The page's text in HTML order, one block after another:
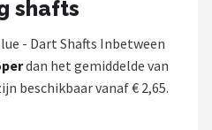
shafts
- Dart Shafts Inbetween
dan het gemiddelde van
beschikbaar vanaf € 2,65.